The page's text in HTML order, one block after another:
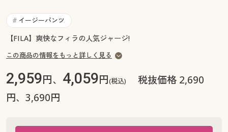
お気に入り
サポート
よくある質問とお問い合わせ
ご利用ガイド
よくある質問とお問い合わせ
# イージーパンツ
【FILA】爽快なフィラの人気ジャージ!
この商品の情報をもっと詳しく見る
2,959円、 4,059円(税込)
税抜価格 2,690
円、3,690円